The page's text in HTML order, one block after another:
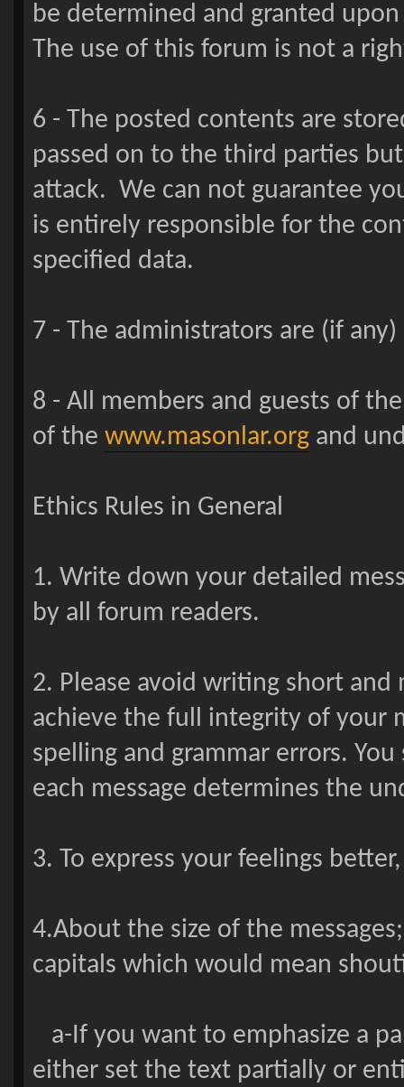
be determined and granted
The use of this forum is not a
6 - The posted contents are
passed on to the third parties
attack. We can not guarantee
is entirely responsible for the
specified data.
7 - The administrators are (if
8 - All members and guests of
of the www.masonlar.organd
Ethics Rules in General
1. Write down your detailed
by all forum readers.
2. Please avoid writing short and
achieve the full integrity of your
spelling and grammar errors.
each message determines the
3. To express your feelings
4.About the size of the
capitals which would mean
a-If you want to emphasize a
either set the text partially or